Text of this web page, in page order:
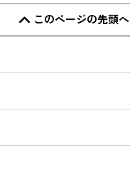
このページの先頭へ